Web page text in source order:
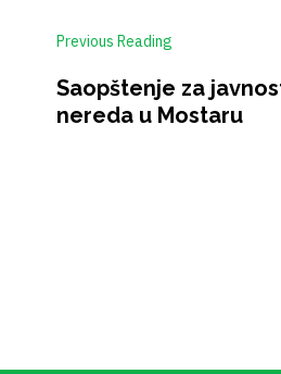
Previous Reading
Saopštenje za
nereda u Mostaru